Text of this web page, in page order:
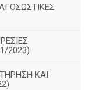
2023)
ΚΑΙ